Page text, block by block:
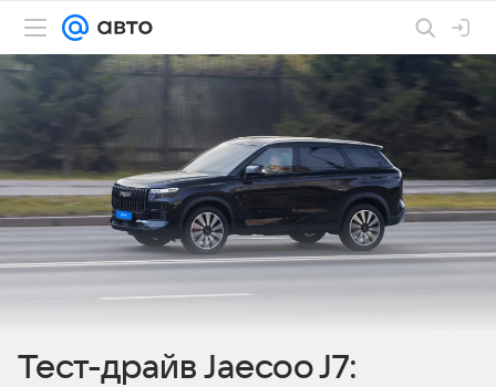
Тест-драйв Jaecoo J7: